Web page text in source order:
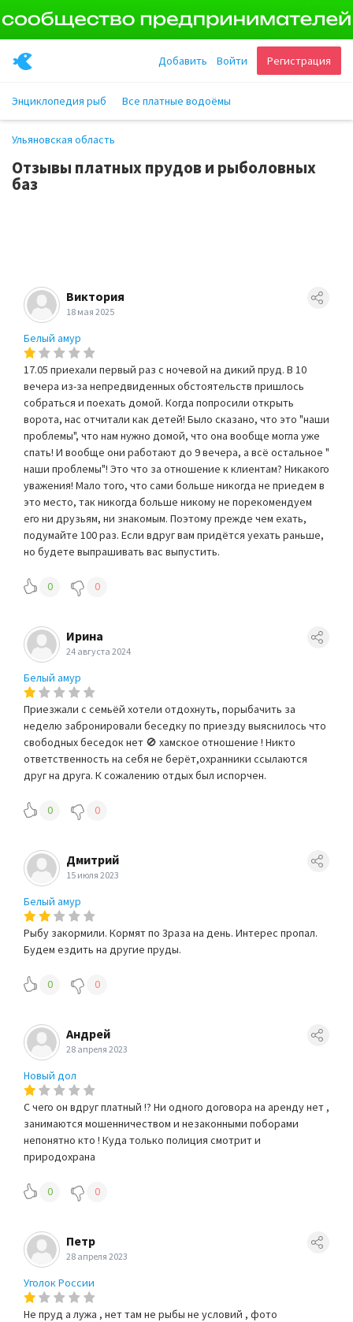
Регистрация
Войти
Добавить
Энциклопедия рыб Все платные водоёмы
Ульяновская область
Отзывы платных прудов и рыболовных
баз
Виктория
18 мая 2025
Белый амур
17.05 приехали первый раз с ночевой на дикий пруд. В 10
вечера из-за непредвиденных обстоятельств пришлось
собраться и поехать домой. Когда попросили открыть
ворота, нас отчитали как детей! Было сказано, что это "наши
проблемы", что нам нужно домой, что она вообще могла уже
спать! И вообще они работают до 9 вечера, а всё остальное "
наши проблемы"! Это что за отношение к клиентам? Никакого
уважения! Мало того, что сами больше никогда не приедем в
это место, так никогда больше никому не порекомендуем
его ни друзьям, ни знакомым. Поэтому прежде чем ехать,
подумайте 100 раз. Если вдруг вам придётся уехать раньше,
но будете выпрашивать вас выпустить.
0 0
Ирина
24 августа 2024
Белый амур
Приезжали с семьёй хотели отдохнуть, порыбачить за
неделю забронировали беседку по приезду выяснилось что
свободных беседок нет 🚫 хамское отношение ! Никто
ответственность на себя не берёт,охранники ссылаются
друг на друга. К сожалению отдых был испорчен.
0 0
Дмитрий
15 июля 2023
Белый амур
Рыбу закормили. Кормят по 3раза на день. Интерес пропал.
Будем ездить на другие пруды.
0 0
Андрей
28 апреля 2023
Новый дол
С чего он вдруг платный !? Ни одного договора на аренду нет ,
занимаются мошенничеством и незаконными поборами
непонятно кто ! Куда только полиция смотрит и
природохрана
0 0
Петр
28 апреля 2023
Уголок России
Не пруд а лужа , нет там не рыбы не условий , фото